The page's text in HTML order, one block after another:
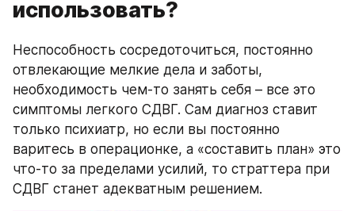
использовать?
Неспособность сосредоточиться, постоянно
отвлекающие мелкие дела и заботы,
необходимость чем-то занять себя – все это
симптомы легкого СДВГ. Сам диагноз ставит
только психиатр, но если вы постоянно
варитесь в операционке, а «составить план» это
что-то за пределами усилий, то страттера при
СДВГ станет адекватным решением.